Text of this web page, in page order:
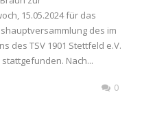
15.05.2024 für das
des im
des TSV 1901 Stettfeld e.V.
stattgefunden. Nach...
0